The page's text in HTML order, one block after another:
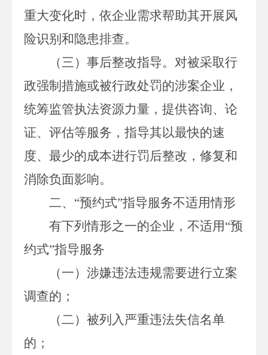
重大变化时，依企业需求帮助其开展风
险识别和隐患排查。
（三）事后整改指导。 对被采取行
政强制措施或被行政处罚的涉案企业，
统筹监管执法资源力量，提供咨询、论
证、评估等服务，指导其以最快的速
度、最少的成本进行罚后整改，修复和
消除负面影响。
二、 “预约式”指导服务不适用情形
有下列情形之一的企业，不适用“预
约式”指导服务
（一）涉嫌违法违规需要进行立案
调查的；
（二）被列入严重违法失信名单
的；